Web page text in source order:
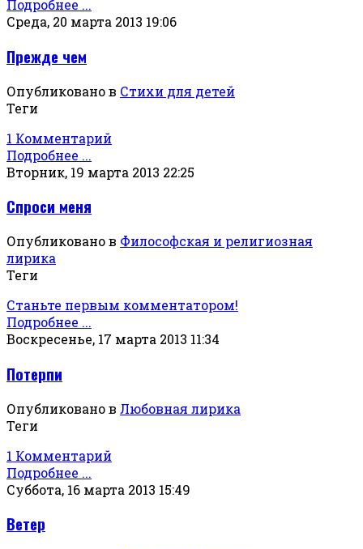
Подробнее ...
Среда, 20 марта 2013 19:06
Прежде чем
Опубликовано в Стихи для детей
Теги
1 Комментарий
Подробнее ...
Вторник, 19 марта 2013 22:25
Спроси меня
Опубликовано в Философская и религиозная
лирика
Теги
Станьте первым комментатором!
Подробнее ...
Воскресенье, 17 марта 2013 11:34
Потерпи
Опубликовано в Любовная лирика
Теги
1 Комментарий
Подробнее ...
Суббота, 16 марта 2013 15:49
Ветер